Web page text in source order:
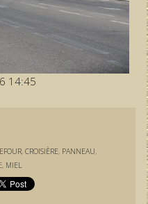
14:45
,CROISIÈRE, PANNEAU,
, MIEL